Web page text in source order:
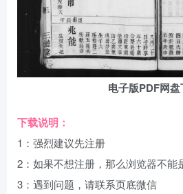
电子版PDF网盘
下载说明：
1：强烈建议先注册
2：如果不想注册，那么浏览器不能
3：遇到问题，请联系页底微信